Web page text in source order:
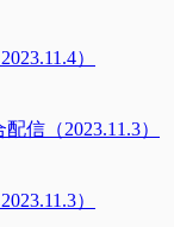
）
信（2023.11.3）
）